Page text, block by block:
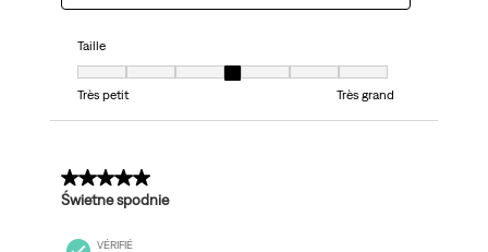
Taille
Taille, 4 sur 7, où 1 est égal à Très petit et 7 est égal à Très grand
Très petit
Très grand
5 sur 5 étoiles.
Świetne spodnie
VÉRIFIÉ